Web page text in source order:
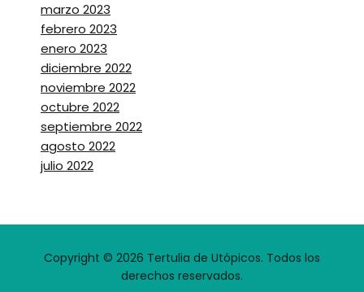
marzo 2023
febrero 2023
enero 2023
diciembre 2022
noviembre 2022
octubre 2022
septiembre 2022
agosto 2022
julio 2022
Copyright © 2026 Tertulia de Utópicos. Todos los
derechos reservados.